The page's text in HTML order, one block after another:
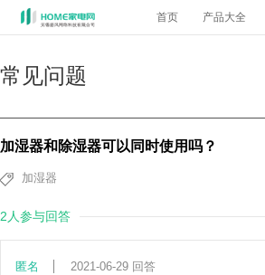
首页 产品大全
常见问题
加湿器和除湿器可以同时使用吗？
加湿器
2人参与回答
匿名 2021-06-29 回答